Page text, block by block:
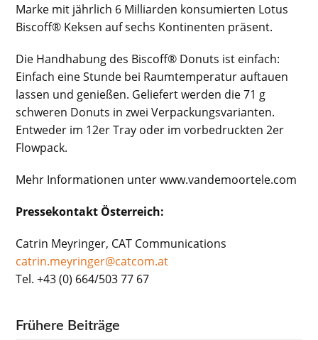
Marke mit jährlich 6 Milliarden konsumierten Lotus
Biscoff® Keksen auf sechs Kontinenten präsent.
Die Handhabung des Biscoff® Donuts ist einfach:
Einfach eine Stunde bei Raumtemperatur auftauen
lassen und genießen. Geliefert werden die 71 g
schweren Donuts in zwei Verpackungsvarianten.
Entweder im 12er Tray oder im vorbedruckten 2er
Flowpack.
Mehr Informationen unter www.vandemoortele.com
Pressekontakt Österreich:
Catrin Meyringer, CAT Communications
catrin.meyringer@catcom.at
Tel. +43 (0) 664/503 77 67
Frühere Beiträge